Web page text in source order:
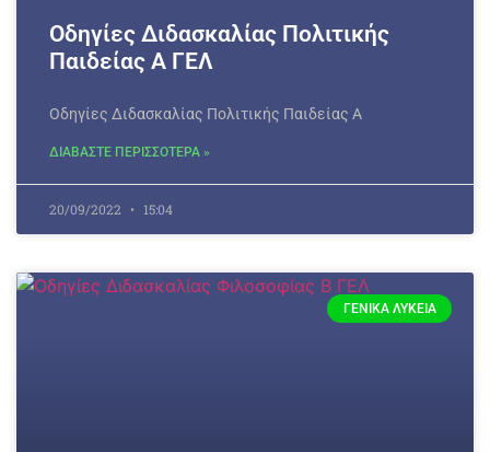
Οδηγίες Διδασκαλίας Πολιτικής
Παιδείας Α ΓΕΛ
Οδηγίες Διδασκαλίας Πολιτικής Παιδείας Α
ΔΙΑΒΑΣΤΕ ΠΕΡΙΣΣΟΤΕΡΑ »
20/09/2022 15:04
ΓΕΝΙΚΆ ΛΎΚΕΙΑ